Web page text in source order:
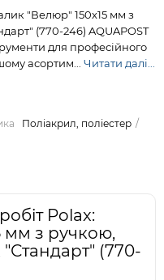
"Велюр" 150х15 мм з
(770-246) AQUAPOST
для професійного
асортим... Читати далі...
Поліакрил, поліестер
Polax:
мм з ручкою,
(770-